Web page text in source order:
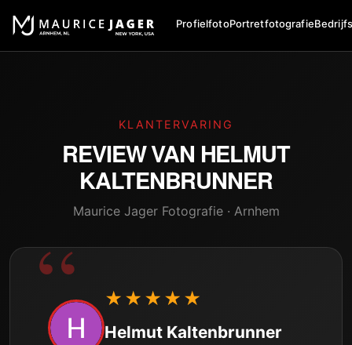
ProfielfotoPortretfotografie
KLANTERVARING
REVIEW VAN HELMUT
KALTENBRUNNER
Maurice Jager Fotografie · Arnhem
★★★★★
Helmut Kaltenbrunner